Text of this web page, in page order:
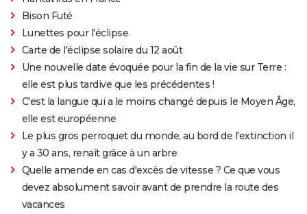
Bison Futé
Lunettes pour l'éclipse
Carte de l'éclipse solaire du 12 août
Une nouvelle date évoquée pour la fin de la vie sur Terre :
elle est plus tardive que les précédentes !
C'est la langue qui a le moins changé depuis le Moyen Âge,
elle est européenne
Le plus gros perroquet du monde, au bord de l'extinction il
y a 30 ans, renaît grâce à un arbre
Quelle amende en cas d'excès de vitesse ? Ce que vous
devez absolument savoir avant de prendre la route des
vacances